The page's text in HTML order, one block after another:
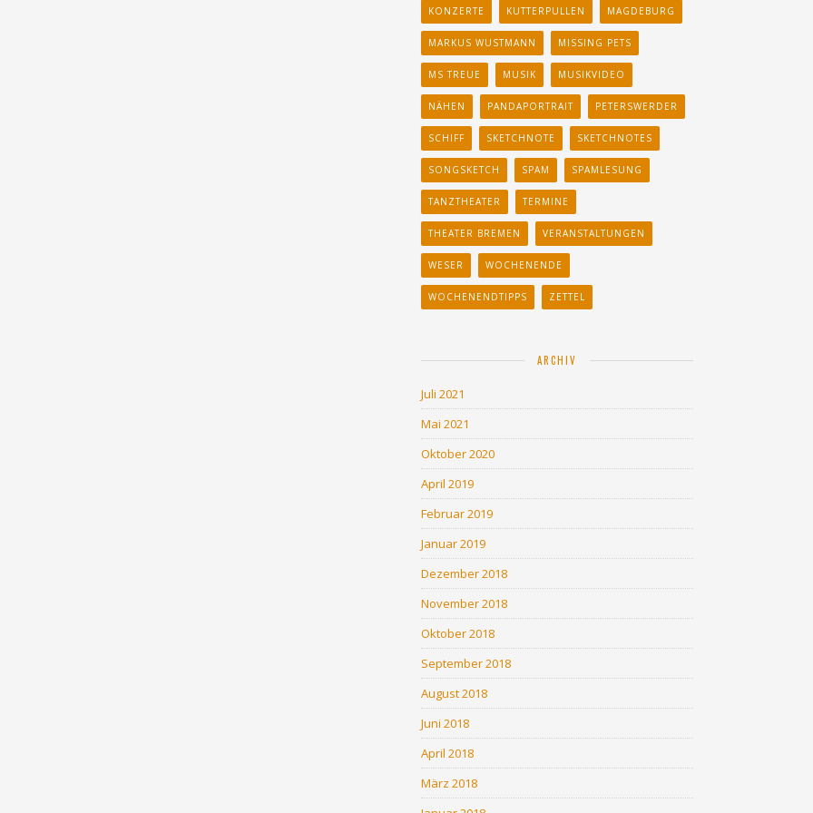
KONZERTE KUTTERPULLEN MAGDEBURG
MARKUS WUSTMANN MISSING PETS
MS TREUE MUSIK MUSIKVIDEO
NÄHEN PANDAPORTRAIT PETERSWERDER
SCHIFF SKETCHNOTE SKETCHNOTES
SONGSKETCH SPAM SPAMLESUNG
TANZTHEATER TERMINE
THEATER BREMEN VERANSTALTUNGEN
WESER WOCHENENDE
WOCHENENDTIPPS ZETTEL
ARCHIV
Juli 2021
Mai 2021
Oktober 2020
April 2019
Februar 2019
Januar 2019
Dezember 2018
November 2018
Oktober 2018
September 2018
August 2018
Juni 2018
April 2018
März 2018